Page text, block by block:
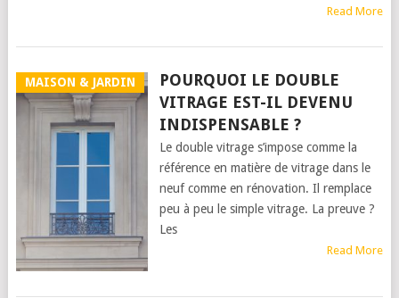
Read More
MAISON & JARDIN
POURQUOI LE DOUBLE
VITRAGE EST-IL DEVENU
INDISPENSABLE ?
Le double vitrage s’impose comme la
référence en matière de vitrage dans le
neuf comme en rénovation. Il remplace
peu à peu le simple vitrage. La preuve ?
Les
Read More